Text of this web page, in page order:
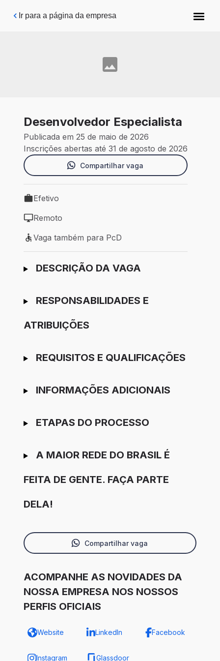
Pular para o conteúdo principal
Ir para a página da empresa
Desenvolvedor Especialista
Publicada em 25 de maio de 2026
Inscrições abertas até 31 de agosto de 2026
Compartilhar vaga
Tipo de vaga: Efetivo
Efetivo
Modelo de trabalho: Remoto
Remoto
Vaga também para PcD
Vaga também para PcD
Ir para candidatura
DESCRIÇÃO DA VAGA
RESPONSABILIDADES E
ATRIBUIÇÕES
REQUISITOS E QUALIFICAÇÕES
INFORMAÇÕES ADICIONAIS
ETAPAS DO PROCESSO
A MAIOR REDE DO BRASIL É
FEITA DE GENTE. FAÇA PARTE
DELA!
Compartilhar vaga
ACOMPANHE AS NOVIDADES DA
NOSSA EMPRESA NOS NOSSOS
PERFIS OFICIAIS
Website LinkedIn Facebook
Instagram Glassdoor